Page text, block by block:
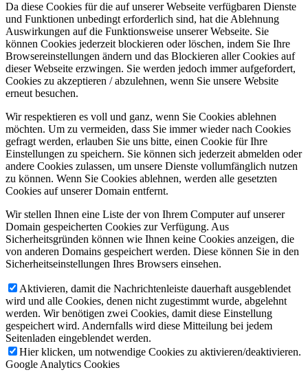
Da diese Cookies für die auf unserer Webseite verfügbaren Dienste
und Funktionen unbedingt erforderlich sind, hat die Ablehnung
Auswirkungen auf die Funktionsweise unserer Webseite. Sie
können Cookies jederzeit blockieren oder löschen, indem Sie Ihre
Browsereinstellungen ändern und das Blockieren aller Cookies auf
dieser Webseite erzwingen. Sie werden jedoch immer aufgefordert,
Cookies zu akzeptieren / abzulehnen, wenn Sie unsere Website
erneut besuchen.
Wir respektieren es voll und ganz, wenn Sie Cookies ablehnen
möchten. Um zu vermeiden, dass Sie immer wieder nach Cookies
gefragt werden, erlauben Sie uns bitte, einen Cookie für Ihre
Einstellungen zu speichern. Sie können sich jederzeit abmelden oder
andere Cookies zulassen, um unsere Dienste vollumfänglich nutzen
zu können. Wenn Sie Cookies ablehnen, werden alle gesetzten
Cookies auf unserer Domain entfernt.
Wir stellen Ihnen eine Liste der von Ihrem Computer auf unserer
Domain gespeicherten Cookies zur Verfügung. Aus
Sicherheitsgründen können wie Ihnen keine Cookies anzeigen, die
von anderen Domains gespeichert werden. Diese können Sie in den
Sicherheitseinstellungen Ihres Browsers einsehen.
Aktivieren, damit die Nachrichtenleiste dauerhaft ausgeblendet
wird und alle Cookies, denen nicht zugestimmt wurde, abgelehnt
werden. Wir benötigen zwei Cookies, damit diese Einstellung
gespeichert wird. Andernfalls wird diese Mitteilung bei jedem
Seitenladen eingeblendet werden.
Hier klicken, um notwendige Cookies zu aktivieren/deaktivieren.
Google Analytics Cookies